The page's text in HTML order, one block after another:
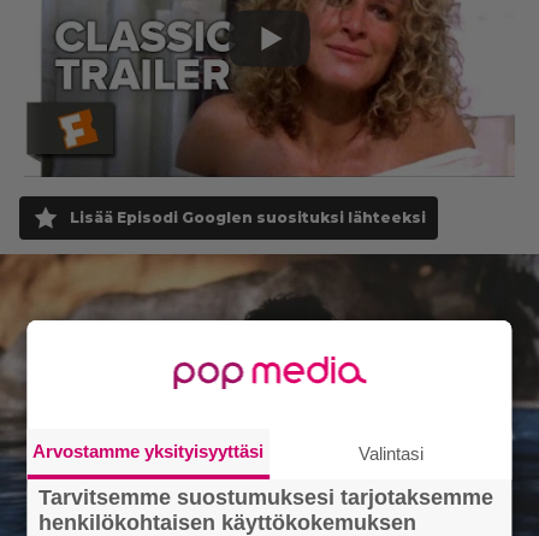
Lisää Episodi Googlen suosituksi lähteeksi
Arvostamme yksityisyyttäsi Valintasi
Tarvitsemme suostumuksesi tarjotaksemme
henkilökohtaisen käyttökokemuksen